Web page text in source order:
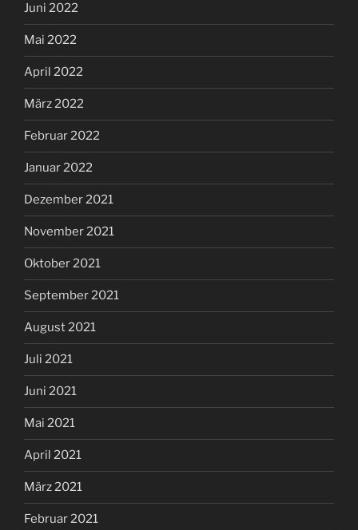
Juni 2022
Mai 2022
April 2022
März 2022
Februar 2022
Januar 2022
Dezember 2021
November 2021
Oktober 2021
September 2021
August 2021
Juli 2021
Juni 2021
Mai 2021
April 2021
März 2021
Februar 2021